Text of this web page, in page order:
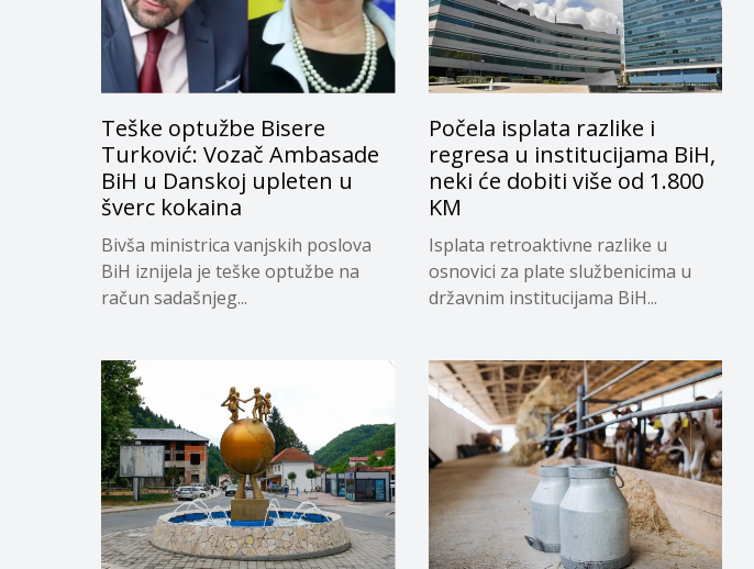
Teške optužbe Bisere
Turković: Vozač Ambasade
BiH u Danskoj upleten u
šverc kokaina
Bivša ministrica vanjskih poslova
BiH iznijela je teške optužbe na
račun sadašnjeg...
Počela isplata razlike i
regresa u institucijama BiH,
neki će dobiti više od 1.800
KM
Isplata retroaktivne razlike u
osnovici za plate službenicima u
državnim institucijama BiH...